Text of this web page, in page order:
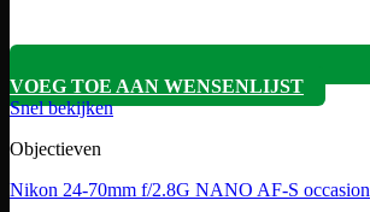
VOEG TOE AAN WENSENLIJST
Snel bekijken
Objectieven
Nikon 24-70mm f/2.8G NANO AF-S occasion